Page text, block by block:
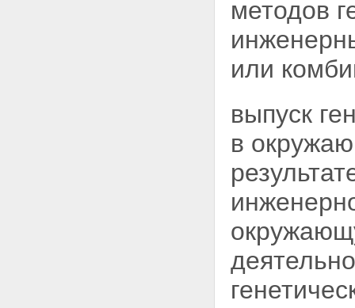
методов
или
выпуск
в